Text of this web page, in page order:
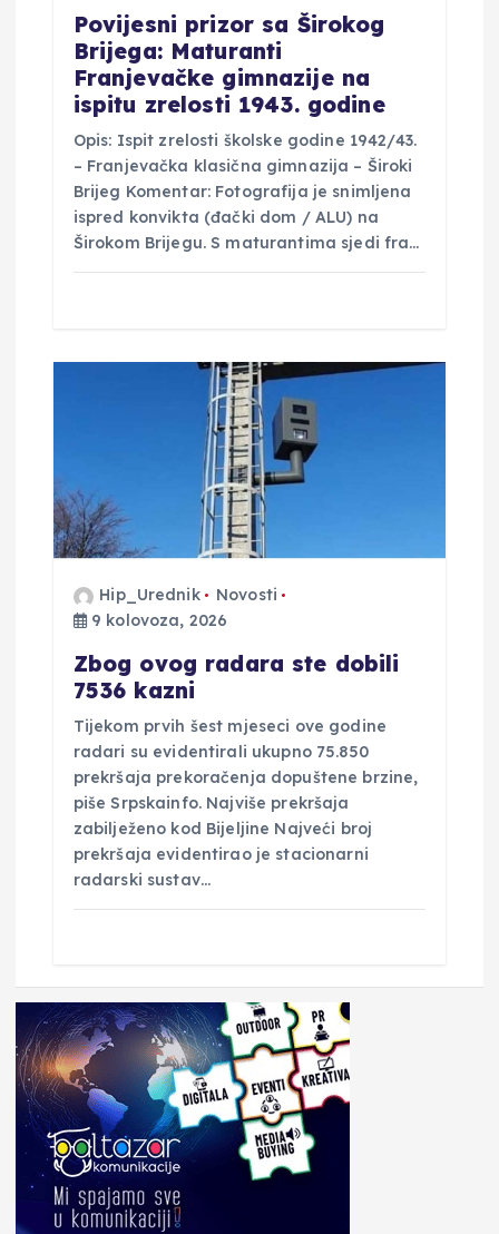
Povijesni prizor sa Širokog
Brijega: Maturanti
Franjevačke gimnazije na
ispitu zrelosti 1943. godine
Opis: Ispit zrelosti školske godine 1942/43.
– Franjevačka klasična gimnazija – Široki
Brijeg Komentar: Fotografija je snimljena
ispred konvikta (đački dom / ALU) na
Širokom Brijegu. S maturantima sjedi fra…
Hip_Urednik
Novosti
9 kolovoza, 2026
Zbog ovog radara ste dobili
7536 kazni
Tijekom prvih šest mjeseci ove godine
radari su evidentirali ukupno 75.850
prekršaja prekoračenja dopuštene brzine,
piše Srpskainfo. Najviše prekršaja
zabilježeno kod Bijeljine Najveći broj
prekršaja evidentirao je stacionarni
radarski sustav…